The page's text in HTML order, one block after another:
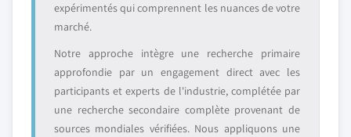
expérimentés qui comprennent les nuances de votre
marché.
Notre approche intègre une recherche primaire
approfondie par un engagement direct avec les
participants et experts de l'industrie, complétée par
une recherche secondaire complète provenant de
sources mondiales vérifiées. Nous appliquons une